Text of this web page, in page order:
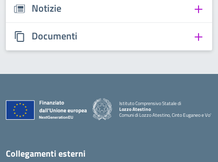
Notizie
Documenti
Istituto Comprensivo Statale di
Lozzo Atestino
Comuni di Lozzo Atestino, Cinto Euganeo e Vo'
— Visita la pagina iniziale della scuola
Collegamenti esterni